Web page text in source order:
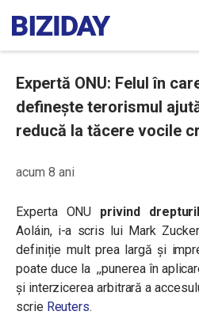
Expertă ONU: Felul în
defineşte terorismul
reducă la tăcere vocile
acum 8 ani
Experta ONU privind
Aoláin, i-a scris lui Mark
definiție mult prea largă și
poate duce la ,,punerea în
şi interzicerea arbitrară a
scrie Reuters.